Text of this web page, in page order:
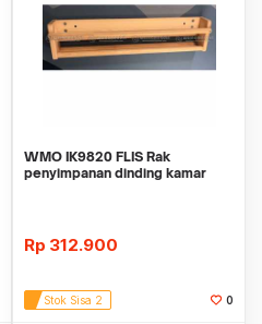
WMO IK9820 FLIS Rak
penyimpanan dinding kamar
Rp 312.900
Stok Sisa 2 0